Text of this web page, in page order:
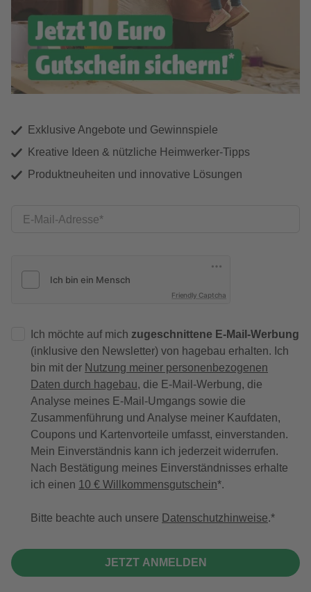
Exklusive Angebote und Gewinnspiele
Kreative Ideen & nützliche Heimwerker-Tipps
Produktneuheiten und innovative Lösungen
E-Mail-Adresse
Friendly Captcha
Ich möchte auf mich zugeschnittene E-Mail-Werbung
(inklusive den Newsletter) von hagebau erhalten. Ich
bin mit der Nutzung meiner personenbezogenen
Daten durch hagebau, die E-Mail-Werbung, die
Analyse meines E-Mail-Umgangs sowie die
Zusammenführung und Analyse meiner Kaufdaten,
Coupons und Kartenvorteile umfasst, einverstanden.
Mein Einverständnis kann ich jederzeit widerrufen.
Nach Bestätigung meines Einverständnisses erhalte
ich einen 10 € Willkommensgutschein*.
Bitte beachte auch unsere Datenschutzhinweise.
JETZT ANMELDEN